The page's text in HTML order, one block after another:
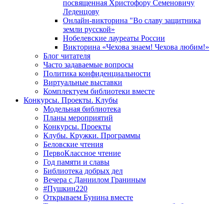
посвященная Христофору Семеновичу
Леденцову
Онлайн-викторина "Во славу защитника
земли русской»
Нобелевские лауреаты России
Викторина «Чехова знаем! Чехова любим!»
Блог читателя
Часто задаваемые вопросы
Политика конфиденциальности
Виртуальные выставки
Комплектуем библиотеки вместе
Конкурсы. Проекты. Клубы
Модельная библиотека
Планы мероприятий
Конкурсы. Проекты
Клубы. Кружки. Программы
Беловские чтения
ПервоКлассное чтение
Год памяти и славы
Библиотека добрых дел
Вечера с Даниилом Граниным
#Пушкин220
Открываем Бунина вместе